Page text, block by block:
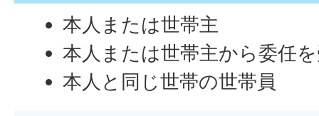
本人または世帯主
本人または世帯主から委任
本人と同じ世帯の世帯員